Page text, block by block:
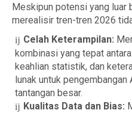
Meskipun potensi yang luar
merealisir tren-tren 2026
Celah Keterampilan:
kombinasi yang tepat
keahlian statistik, dan
lunak untuk
tantangan besar.
Kualitas Data dan Bias: